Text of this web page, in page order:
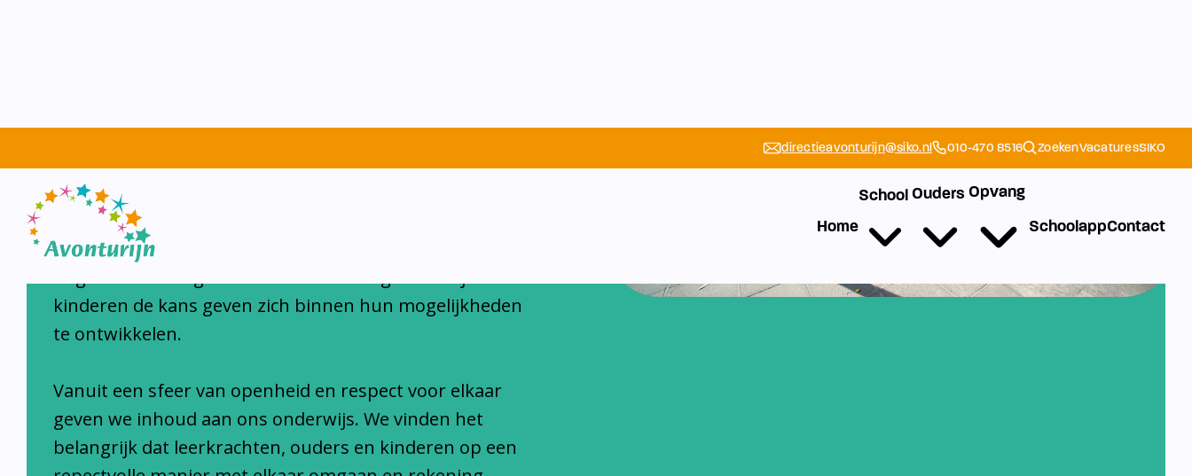
Avonturijn laat kinderen schitteren
Avonturijn is een moderne, open, interconfessionele
school waar iedereen van harte welkom is. Wij hebben
hoge verwachtingen van al onze leerlingen en wij willen
kinderen de kans geven zich binnen hun mogelijkheden
te ontwikkelen.
Vanuit een sfeer van openheid en respect voor elkaar
geven we inhoud aan ons onderwijs. We vinden het
belangrijk dat leerkrachten, ouders en kinderen op een
repectvolle manier met elkaar omgaan en rekening